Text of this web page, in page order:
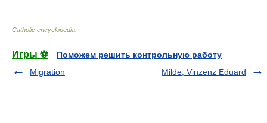
Catholic encyclopedia
Игры ⚽
Поможем решить контрольную работу
Migration
Milde, Vinzenz Eduard